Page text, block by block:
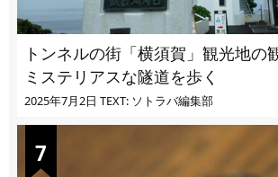
トンネルの街「横須賀」観光地の
ミステリアスな隧道を歩く
2025年7月2日 TEXT: ソトラバ編集部